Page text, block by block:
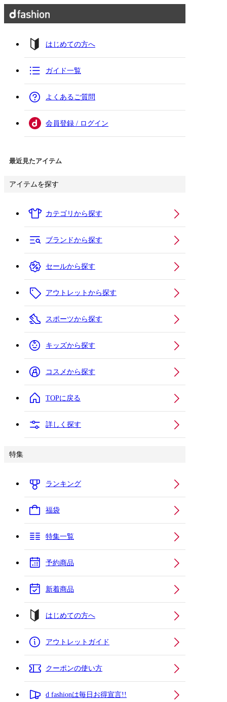
はじめての方へ
ガイド一覧
よくあるご質問
会員登録 / ログイン
最近見たアイテム
アイテムを探す
カテゴリから探す
ブランドから探す
セールから探す
アウトレットから探す
スポーツから探す
キッズから探す
コスメから探す
TOPに戻る
詳しく探す
特集
ランキング
福袋
特集一覧
予約商品
新着商品
はじめての方へ
アウトレットガイド
クーポンの使い方
d fashionは毎日お得宣言!!